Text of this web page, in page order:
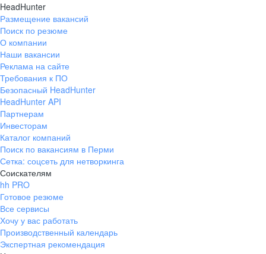
HeadHunter
Размещение вакансий
Поиск по резюме
О компании
Наши вакансии
Реклама на сайте
Требования к ПО
Безопасный HeadHunter
HeadHunter API
Партнерам
Инвесторам
Каталог компаний
Поиск по вакансиям в Перми
Сетка: соцсеть для нетворкинга
Соискателям
hh PRO
Готовое резюме
Все сервисы
Хочу у вас работать
Производственный календарь
Экспертная рекомендация